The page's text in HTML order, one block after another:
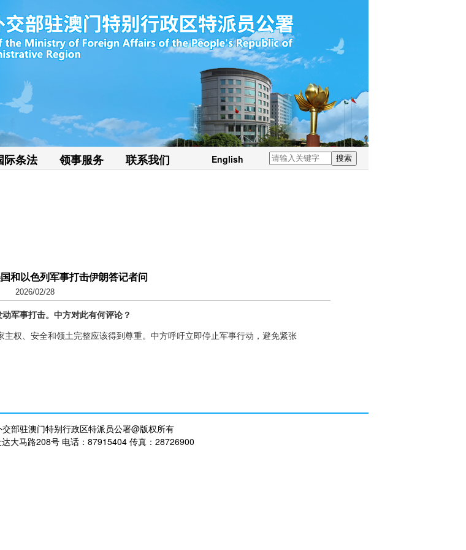
际条法 领事服务 联系我们 English 搜索
和以色列军事打击伊朗答记者问
2026/02/28
军事打击。中方对此有何评论？
权、安全和领土完整应该得到尊重。中方呼吁立即停止军事行动，避免紧张
部驻澳门特别行政区特派员公署@版权所有
大马路208号 电话：87915404 传真：28726900